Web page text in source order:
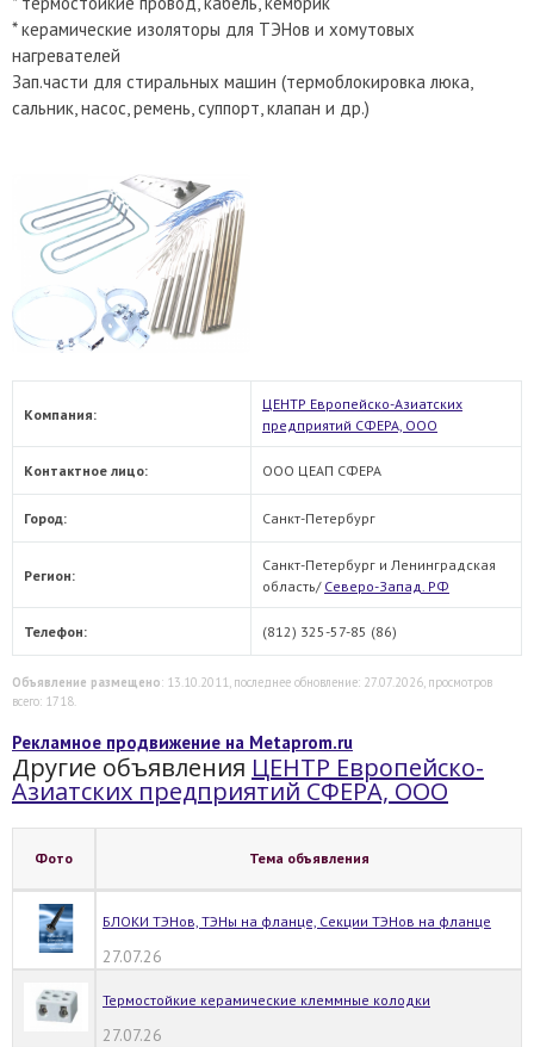
* керамические изоляторы для ТЭНов и хомутовых
нагревателей
Зап.части для стиральных машин (термоблокировка люка,
сальник, насос, ремень, суппорт, клапан и др.)
Компания:
ЦЕНТР Европейско-Азиатских
предприятий СФЕРА, ООО
Контактное лицо: ООО ЦЕАП СФЕРА
Город: Санкт-Петербург
Регион:
Санкт-Петербург и Ленинградская
область/ Северо-Запад. РФ
Телефон: (812) 325-57-85 (86)
Объявление размещено: 13.10.2011, последнее обновление: 27.07.2026, просмотров
всего: 1718.
Рекламное продвижение на Metaprom.ru
Другие объявления ЦЕНТР Европейско-
Азиатских предприятий СФЕРА, ООО
Фото Тема объявления
БЛОКИ ТЭНов, ТЭНы на фланце, Секции ТЭНов на фланце
27.07.26
Термостойкие керамические клеммные колодки
27.07.26